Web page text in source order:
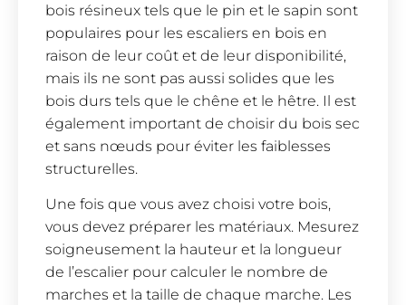
bois résineux tels que le pin et le sapin sont
populaires pour les escaliers en bois en
raison de leur coût et de leur disponibilité,
mais ils ne sont pas aussi solides que les
bois durs tels que le chêne et le hêtre. Il est
également important de choisir du bois sec
et sans nœuds pour éviter les faiblesses
structurelles.
Une fois que vous avez choisi votre bois,
vous devez préparer les matériaux. Mesurez
soigneusement la hauteur et la longueur
de l’escalier pour calculer le nombre de
marches et la taille de chaque marche. Les